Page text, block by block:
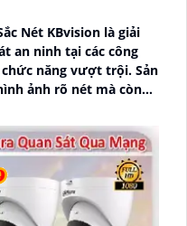
Nét KBvision là giải
an ninh tại các công
năng vượt trội. Sản
ảnh rõ nét mà còn
xác hơn